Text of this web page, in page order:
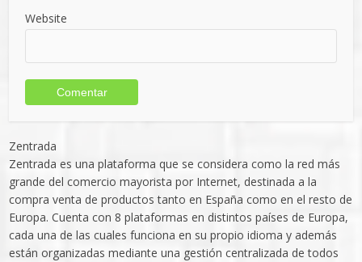
Website
Zentrada
Zentrada es una plataforma que se considera como la red más
grande del comercio mayorista por Internet, destinada a la
compra venta de productos tanto en España como en el resto de
Europa. Cuenta con 8 plataformas en distintos países de Europa,
cada una de las cuales funciona en su propio idioma y además
están organizadas mediante una gestión centralizada de todos